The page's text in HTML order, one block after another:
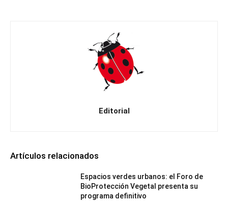
Editorial
Artículos relacionados
Espacios verdes urbanos: el Foro de
BioProtección Vegetal presenta su
programa definitivo